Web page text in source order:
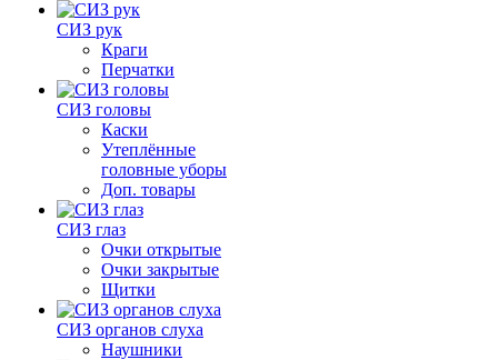
СИЗ рук
Краги
Перчатки
СИЗ головы
Каски
Утеплённые
головные уборы
Доп. товары
СИЗ глаз
Очки открытые
Очки закрытые
Щитки
СИЗ органов слуха
Наушники